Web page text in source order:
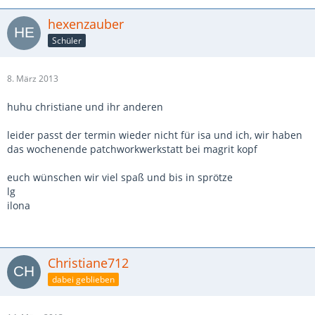
hexenzauber
Schüler
8. März 2013
huhu christiane und ihr anderen
leider passt der termin wieder nicht für isa und ich, wir haben
das wochenende patchworkwerkstatt bei magrit kopf
euch wünschen wir viel spaß und bis in sprötze
lg
ilona
Christiane712
dabei geblieben